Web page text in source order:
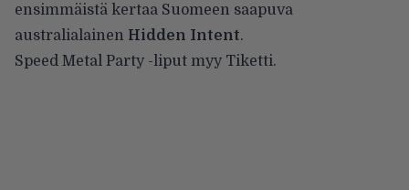
ensimmäistä kertaa Suomeen saapuva
australialainen Hidden Intent.
Speed Metal Party -liput myy Tiketti.